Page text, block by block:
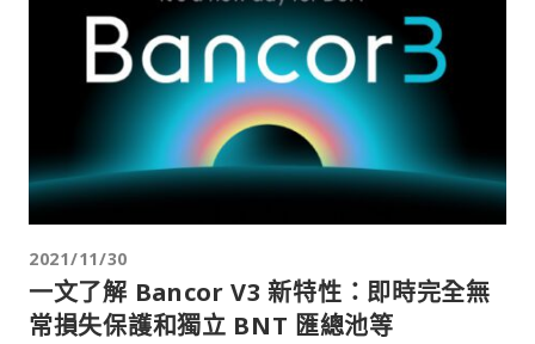
2021/11/30
一文了解 Bancor V3 新特性：即時完全無
常損失保護和獨立 BNT 匯總池等